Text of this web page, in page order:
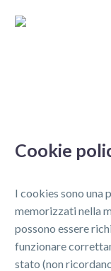
SHOP
Cookie
I cookies sono una
memorizzati nella
possono essere
funzionare
stato (non